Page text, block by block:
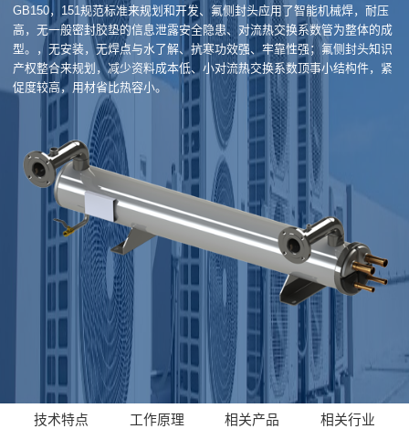
GB150，151规范标准来规划和开发、氟侧封头应用了智能机械焊，耐压
高，无一般密封胶垫的信息泄露安全隐患、对流热交换系数管为整体的成
型。，无安装，无焊点与水了解、抗寒功效强、牢靠性强；氟侧封头知识
产权整合来规划，减少资料成本低、小对流热交换系数顶事小结构件，紧
促度较高，用材省比热容小。
技术特点 工作原理 相关产品 相关行业